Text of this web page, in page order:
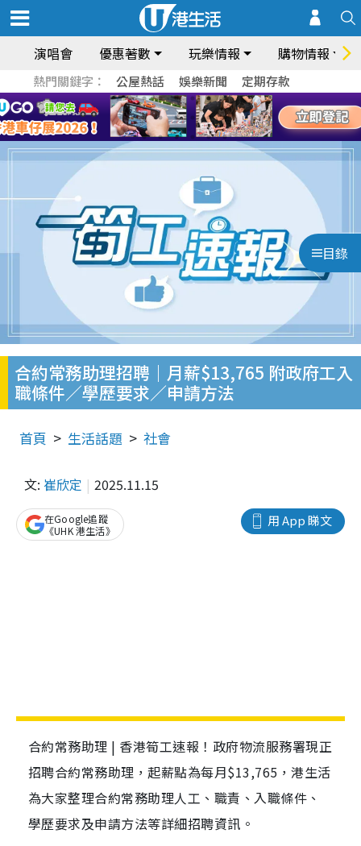
演唱會 優惠著數 玩樂情報 購物情報
熱門關鍵字： 公屋熱話 娛樂新聞 定期存款
目錄
合約常務助理招聘｜月薪$13,765 附政府工入
職條件／學歷要求／申請方法
首頁 生活話題 社會
文: 崔欣定 2025.11.15
用 App 睇文
在Google追蹤
《UHK 港生活》
合約常務助理 | 香港筍工速報！政府物流服務署現正
招聘合約常務助理，起薪點為每月$13,765，港生活
為大家整理合約常務助理人工、職責、入職條件、
學歷要求及申請方法等詳細招聘資訊。